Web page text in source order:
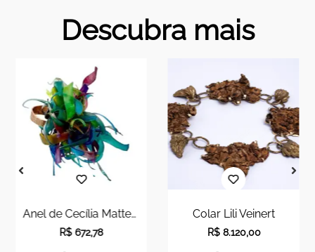
Descubra mais
Anel de Cecília Mattera Colar Lili Veinert Colar Lili